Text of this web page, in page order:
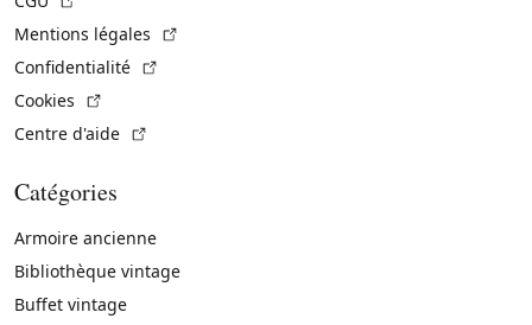
Mentions légales
Confidentialité
Cookies
Centre d'aide
Catégories
Armoire ancienne
Bibliothèque vintage
Buffet vintage